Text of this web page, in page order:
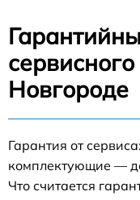
Новгороде
Гарантия от
комплектующие —
Что считается